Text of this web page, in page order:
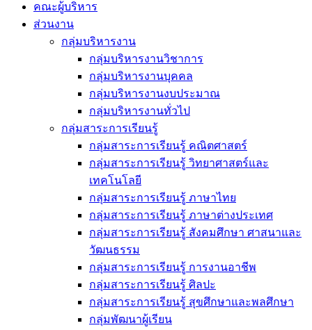
คณะผู้บริหาร
ส่วนงาน
กลุ่มบริหารงาน
กลุ่มบริหารงานวิชาการ
กลุ่มบริหารงานบุคคล
กลุ่มบริหารงานงบประมาณ
กลุ่มบริหารงานทั่วไป
กลุ่มสาระการเรียนรู้
กลุ่มสาระการเรียนรู้ คณิตศาสตร์
กลุ่มสาระการเรียนรู้ วิทยาศาสตร์และ
เทคโนโลยี
กลุ่มสาระการเรียนรู้ ภาษาไทย
กลุ่มสาระการเรียนรู้ ภาษาต่างประเทศ
กลุ่มสาระการเรียนรู้ สังคมศึกษา ศาสนาและ
วัฒนธรรม
กลุ่มสาระการเรียนรู้ การงานอาชีพ
กลุ่มสาระการเรียนรู้ ศิลปะ
กลุ่มสาระการเรียนรู้ สุขศึกษาและพลศึกษา
กลุ่มพัฒนาผู้เรียน